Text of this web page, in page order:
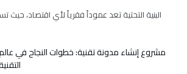
البنية التحتية تعد عموداً فقرياً لأي اقتصاد،
مشروع إنشاء مدونة تقنية: خطوات النجاح في